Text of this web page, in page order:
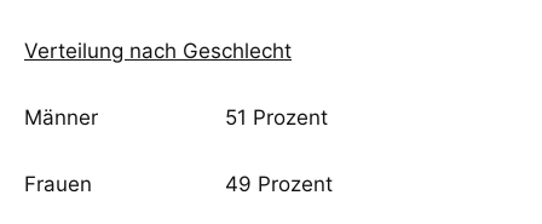
Verteilung nach Geschlecht
Männer 51 Prozent
Frauen 49 Prozent